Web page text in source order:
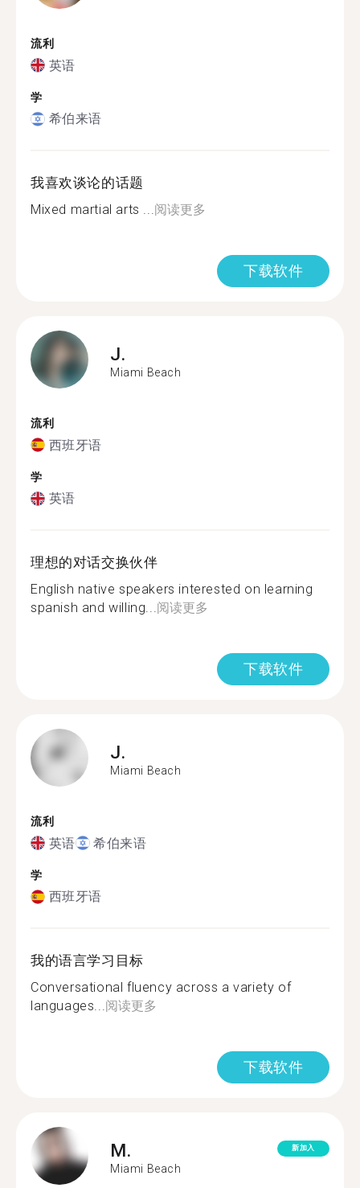
流利
英语
学
希伯来语
我喜欢谈论的话题
Mixed martial arts ...阅读更多
下载软件
J.
Miami Beach
流利
西班牙语
学
英语
理想的对话交换伙伴
English native speakers interested on learning
spanish and willing...阅读更多
下载软件
J.
Miami Beach
流利
英语 希伯来语
学
西班牙语
我的语言学习目标
Conversational fluency across a variety of
languages...阅读更多
下载软件
M.
Miami Beach
新加入